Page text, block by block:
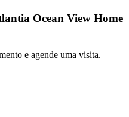
Ocean View Home
e agende uma visita.